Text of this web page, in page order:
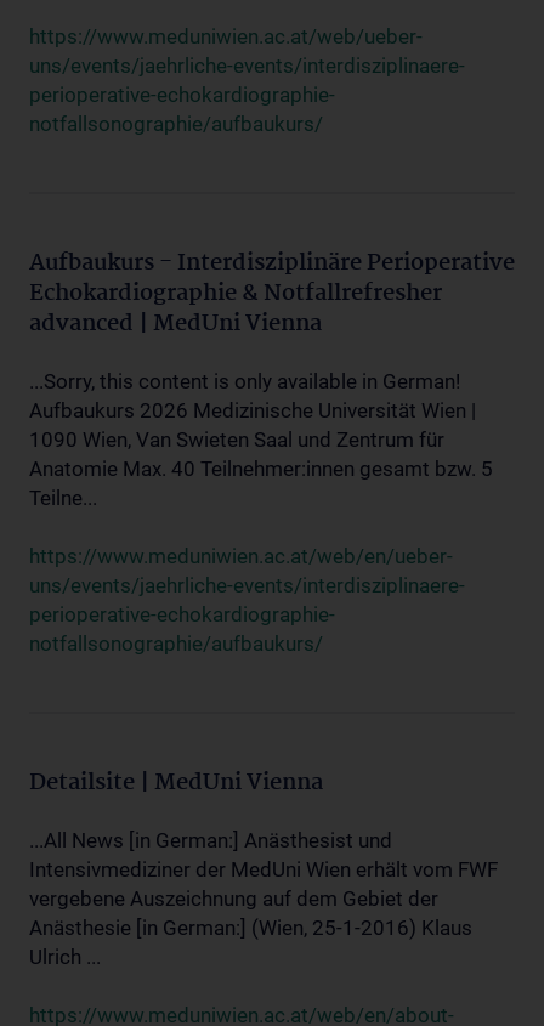
https://www.meduniwien.ac.at/web/ueber-
uns/events/jaehrliche-events/interdisziplinaere-
perioperative-echokardiographie-
notfallsonographie/aufbaukurs/
Aufbaukurs - Interdisziplinäre Perioperative
Echokardiographie & Notfallrefresher
advanced | MedUni Vienna
...Sorry, this content is only available in German!
Aufbaukurs 2026 Medizinische Universität Wien |
1090 Wien, Van Swieten Saal und Zentrum für
Anatomie Max. 40 Teilnehmer:innen gesamt bzw. 5
Teilne...
https://www.meduniwien.ac.at/web/en/ueber-
uns/events/jaehrliche-events/interdisziplinaere-
perioperative-echokardiographie-
notfallsonographie/aufbaukurs/
Detailsite | MedUni Vienna
...All News [in German:] Anästhesist und
Intensivmediziner der MedUni Wien erhält vom FWF
vergebene Auszeichnung auf dem Gebiet der
Anästhesie [in German:] (Wien, 25-1-2016) Klaus
Ulrich ...
https://www.meduniwien.ac.at/web/en/about-